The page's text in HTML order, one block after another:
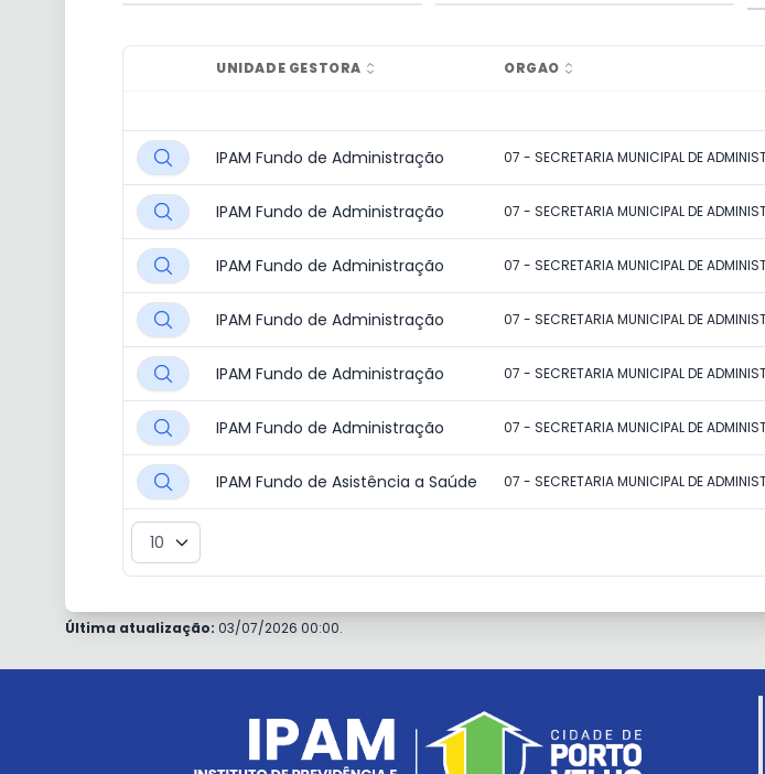
UNIDADE GESTORA ORGAO
IPAM Fundo de Administração 07 - SECRETARIA MUNICIPAL DE
IPAM Fundo de Administração 07 - SECRETARIA MUNICIPAL DE
IPAM Fundo de Administração 07 - SECRETARIA MUNICIPAL DE
IPAM Fundo de Administração 07 - SECRETARIA MUNICIPAL DE
IPAM Fundo de Administração 07 - SECRETARIA MUNICIPAL DE
IPAM Fundo de Administração 07 - SECRETARIA MUNICIPAL DE
IPAM Fundo de Asistência a Saúde 07 - SECRETARIA MUNICIPAL DE
Última atualização: 03/07/2026 00:00.